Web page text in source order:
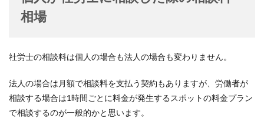
相場
社労士の相談料は個人の場合も法人の場合も変わりません。
法人の場合は月額で相談料を支払う契約もありますが、労働者が
相談する場合は1時間ごとに料金が発生するスポットの料金プラン
で相談するのが一般的かと思います。